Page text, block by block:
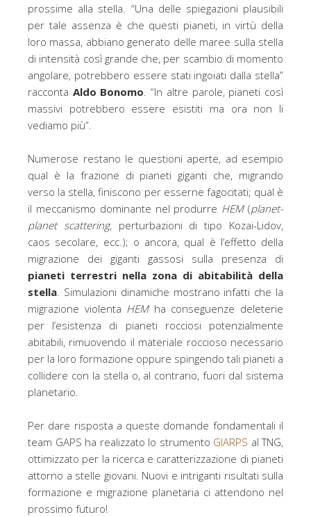
prossime alla stella. “Una delle spiegazioni plausibili
per tale assenza è che questi pianeti, in virtù della
loro massa, abbiano generato delle maree sulla stella
di intensità così grande che, per scambio di momento
angolare, potrebbero essere stati ingoiati dalla stella”
racconta Aldo Bonomo. “In altre parole, pianeti così
massivi potrebbero essere esistiti ma ora non li
vediamo più”.
Numerose restano le questioni aperte, ad esempio
qual è la frazione di pianeti giganti che, migrando
verso la stella, finiscono per esserne fagocitati; qual è
il meccanismo dominante nel produrre HEM(planet-
planet scattering, perturbazioni di tipo Kozai-Lidov,
caos secolare, ecc.); o ancora, qual è l’effetto della
migrazione dei giganti gassosi sulla presenza di
pianeti terrestri nella zona di abitabilità della
stella. Simulazioni dinamiche mostrano infatti che la
migrazione violenta HEMha conseguenze deleterie
per l’esistenza di pianeti rocciosi potenzialmente
abitabili, rimuovendo il materiale roccioso necessario
per la loro formazione oppure spingendo tali pianeti a
collidere con la stella o, al contrario, fuori dal sistema
planetario.
Per dare risposta a queste domande fondamentali il
team GAPS ha realizzato lo strumento GIARPS al TNG,
ottimizzato per la ricerca e caratterizzazione di pianeti
attorno a stelle giovani. Nuovi e intriganti risultati sulla
formazione e migrazione planetaria ci attendono nel
prossimo futuro!